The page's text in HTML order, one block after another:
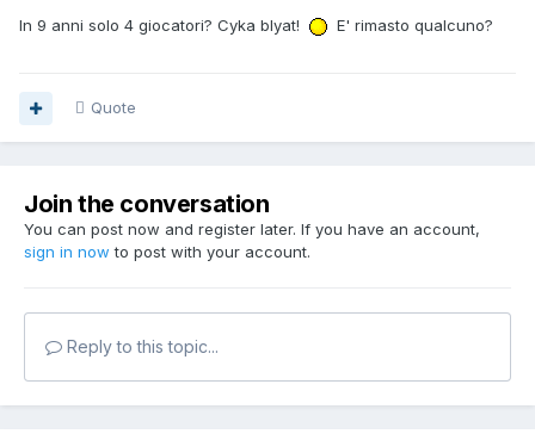
In 9 anni solo 4 giocatori? Cyka blyat! E' rimasto qualcuno?
Quote
Join the conversation
You can post now and register later. If you have an account,
sign in now to post with your account.
Reply to this topic...